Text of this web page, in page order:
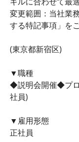
変更範囲：当社業
する特記事項」を
(東京都新宿区)
▼職種
◆説明会開催◆プロ
社員)
▼雇用形態
正社員